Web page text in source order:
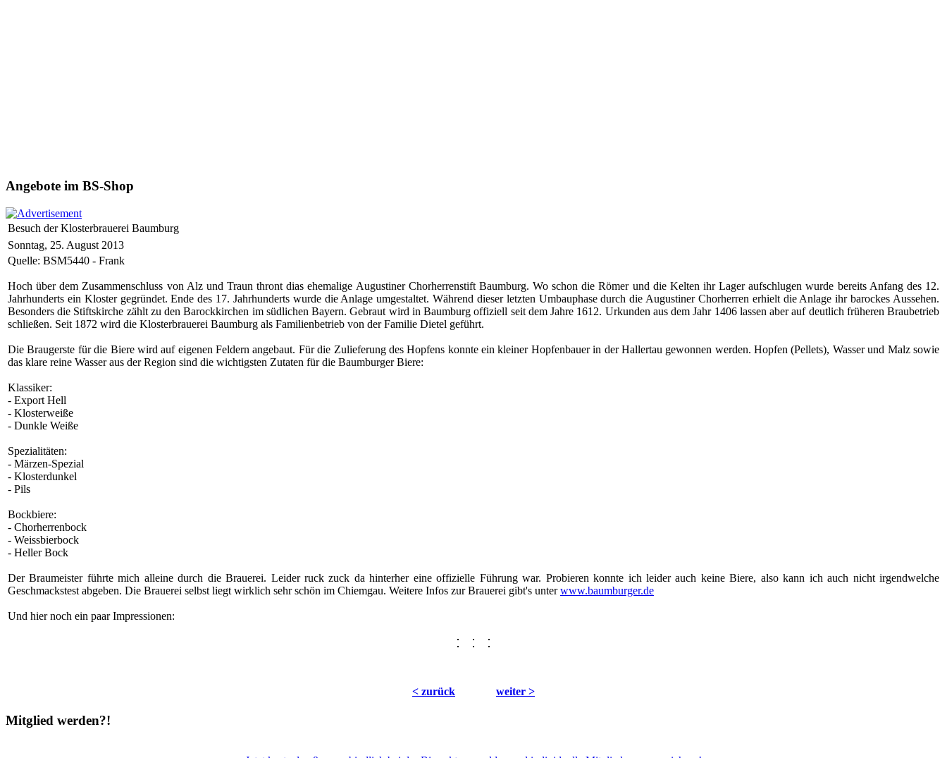
Angebote im BS-Shop
Besuch der Klosterbrauerei Baumburg
Sonntag, 25. August 2013
Quelle: BSM5440 - Frank
Hoch über dem Zusammenschluss von Alz und Traun thront dias ehemalige Augustiner Chorherrenstift Baumburg. Wo schon die Römer und die Kelten ihr Lager aufschlugen wurde bereits Anfang des 12.
Jahrhunderts ein Kloster gegründet. Ende des 17. Jahrhunderts wurde die Anlage umgestaltet. Während dieser letzten Umbauphase durch die Augustiner Chorherren erhielt die Anlage ihr barockes Aussehen.
Besonders die Stiftskirche zählt zu den Barockkirchen im südlichen Bayern. Gebraut wird in Baumburg offiziell seit dem Jahre 1612. Urkunden aus dem Jahr 1406 lassen aber auf deutlich früheren Braubetrieb
schließen. Seit 1872 wird die Klosterbrauerei Baumburg als Familienbetrieb von der Familie Dietel geführt.
Die Braugerste für die Biere wird auf eigenen Feldern angebaut. Für die Zulieferung des Hopfens konnte ein kleiner Hopfenbauer in der Hallertau gewonnen werden. Hopfen (Pellets), Wasser und Malz sowie
das klare reine Wasser aus der Region sind die wichtigsten Zutaten für die Baumburger Biere:
Klassiker:
- Export Hell
- Klosterweiße
- Dunkle Weiße
Spezialitäten:
- Märzen-Spezial
- Klosterdunkel
- Pils
Bockbiere:
- Chorherrenbock
- Weissbierbock
- Heller Bock
Der Braumeister führte mich alleine durch die Brauerei. Leider ruck zuck da hinterher eine offizielle Führung war. Probieren konnte ich leider auch keine Biere, also kann ich auch nicht irgendwelche
Geschmackstest abgeben. Die Brauerei selbst liegt wirklich sehr schön im Chiemgau. Weitere Infos zur Brauerei gibt's unterwww.baumburger.de
Und hier noch ein paar Impressionen:
< zurück weiter >
Mitglied werden?!